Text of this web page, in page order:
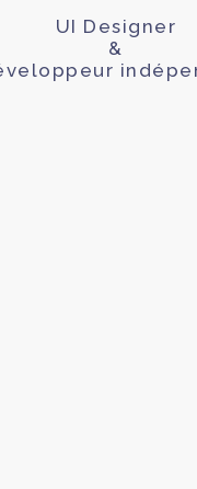
UI Designer
&